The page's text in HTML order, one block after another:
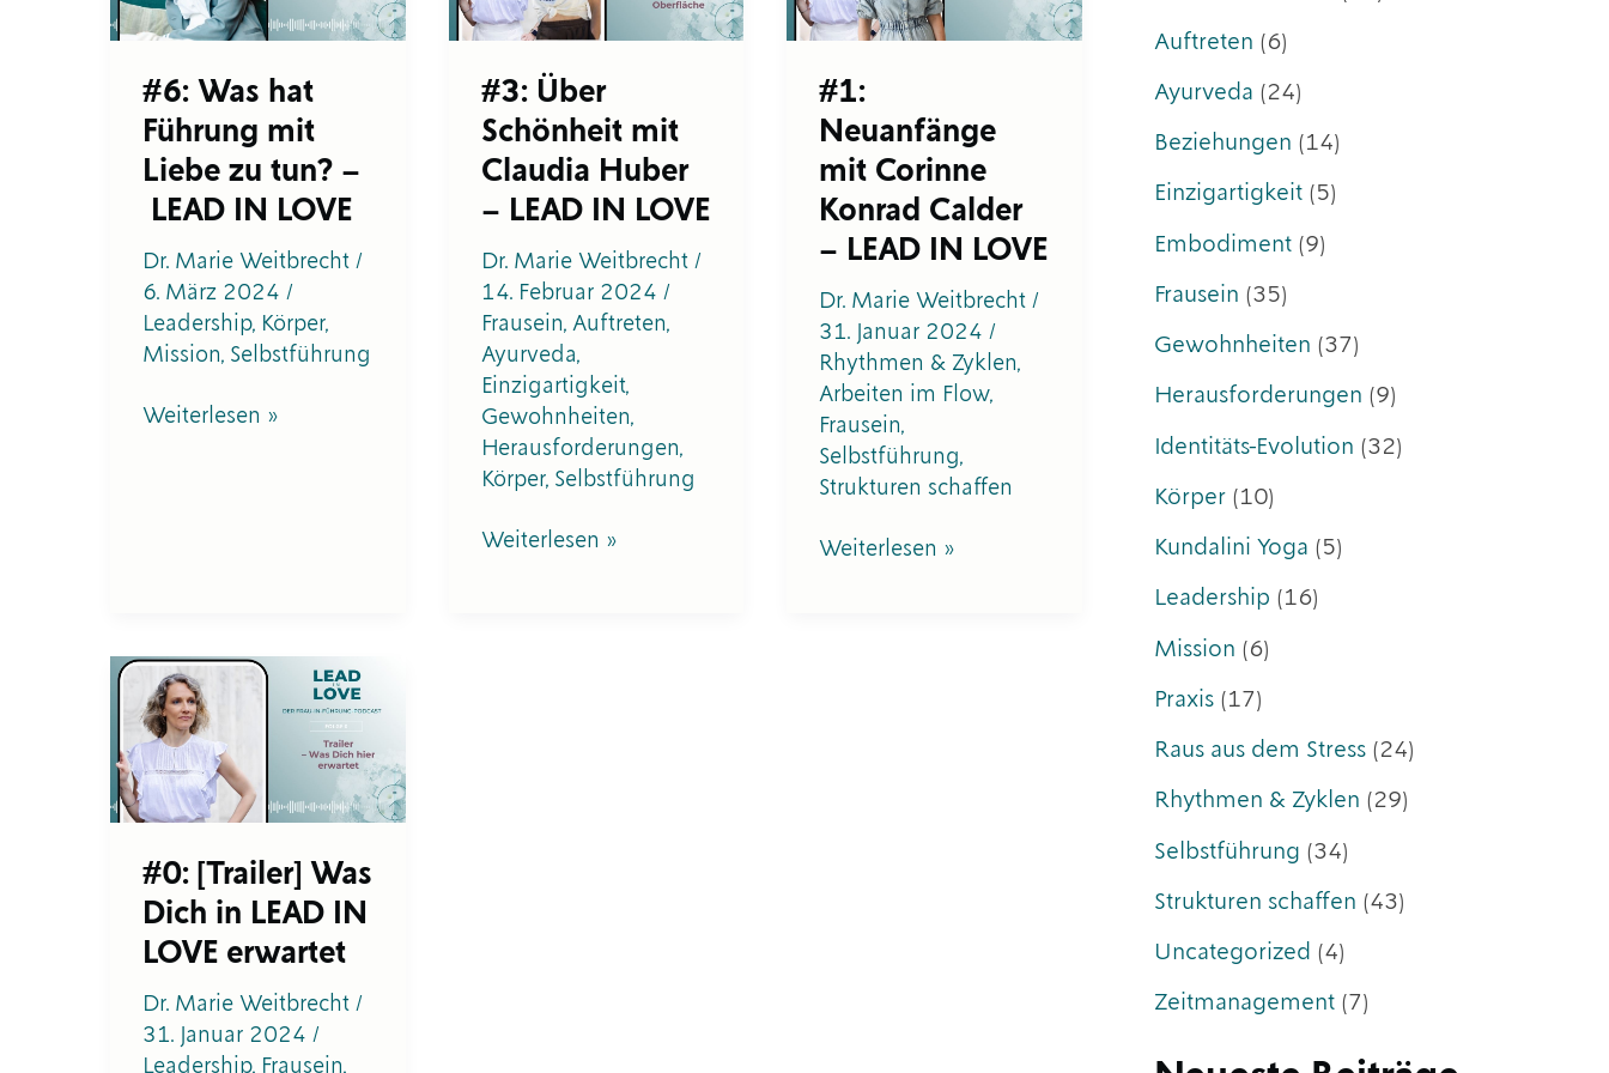
#6: Was hat
Führung mit
Liebe zu tun? –
LEAD IN LOVE
Dr. Marie Weitbrecht /
6. März 2024 /
Leadership, Körper,
Mission, Selbstführung
Liebe
tun?
–
LEAD
IN
Weiterlesen »
#3: Über
Schönheit mit
Claudia Huber
– LEAD IN LOVE
Dr. Marie Weitbrecht /
14. Februar 2024 /
Frausein, Auftreten,
Ayurveda,
Einzigartigkeit,
Gewohnheiten,
Herausforderungen,
Körper, Selbstführung
Huber
LEAD
IN
LOVE
Weiterlesen »
#1:
Neuanfänge
mit Corinne
Konrad Calder
– LEAD IN LOVE
Dr. Marie Weitbrecht/
31. Januar 2024/
Rhythmen & Zyklen,
Arbeiten im Flow,
Frausein,
Selbstführung,
Strukturen schaffen
Calder
LEAD
IN
LOVE
Weiterlesen »
#0: [Trailer] Was
Dich in LEAD IN
LOVE erwartet
Dr. Marie Weitbrecht /
31. Januar 2024 /
Leadership, Frausein,
#0:
[Trailer]
Was
Dich
in
LEAD
LOVE
erwartet
Auftreten (6)
Ayurveda (24)
Beziehungen (14)
Einzigartigkeit (5)
Embodiment (9)
Frausein (35)
Gewohnheiten (37)
Herausforderungen (9)
Identitäts-Evolution (32)
Körper (10)
Kundalini Yoga (5)
Leadership (16)
Mission (6)
Praxis (17)
Raus aus dem Stress (24)
Rhythmen & Zyklen (29)
Selbstführung (34)
Strukturen schaffen (43)
Uncategorized (4)
Zeitmanagement (7)